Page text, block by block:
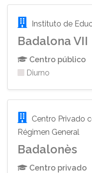
Instituto de
Badalona VII
Centro público
Diurno
Centro Privado
Régimen General
Badalonès
Centro privado